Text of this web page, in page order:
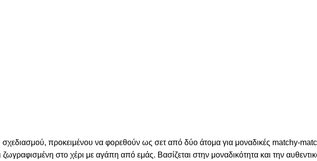
προκειμένου να φορεθούν ως σετ από δύο άτομα για μοναδικές matchy-
στο χέρι με αγάπη από εμάς. Βασίζεται στην μοναδικότητα και την